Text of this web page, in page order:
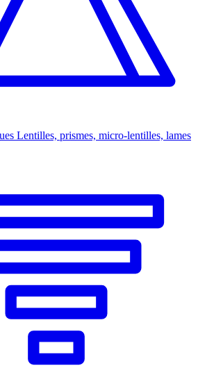
Lentilles, prismes, micro-lentilles, lames